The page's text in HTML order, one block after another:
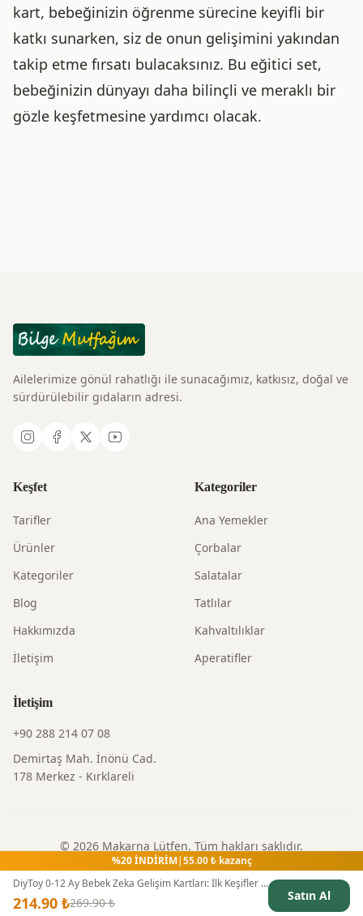
kart, bebeğinizin öğrenme sürecine keyifli bir
katkı sunarken, siz de onun gelişimini yakından
takip etme fırsatı bulacaksınız. Bu eğitici set,
bebeğinizin dünyayı daha bilinçli ve meraklı bir
gözle keşfetmesine yardımcı olacak.
%20İNDİRİM|55.00₺ kazanç
DiyToy 0-12 Ay Bebek Zeka Gelişim Kartları: İlk Keşifler İçin Eğitici Set
214.90 ₺269.90₺ Satın Al
Ailelerimize gönül rahatlığı ile sunacağımız, katkısız, doğal ve
sürdürülebilir gıdaların adresi.
Keşfet
Tarifler
Ürünler
Kategoriler
Blog
Hakkımızda
İletişim
Kategoriler
Ana Yemekler
Çorbalar
Salatalar
Tatlılar
Kahvaltılıklar
Aperatifler
İletişim
+90 288 214 07 08
Demirtaş Mah. İnönü Cad.
178 Merkez - Kırklareli
© 2026 Makarna Lütfen. Tüm hakları saklıdır.
Gizlilik Politikası|Kullanım Şartları|İade Politikası